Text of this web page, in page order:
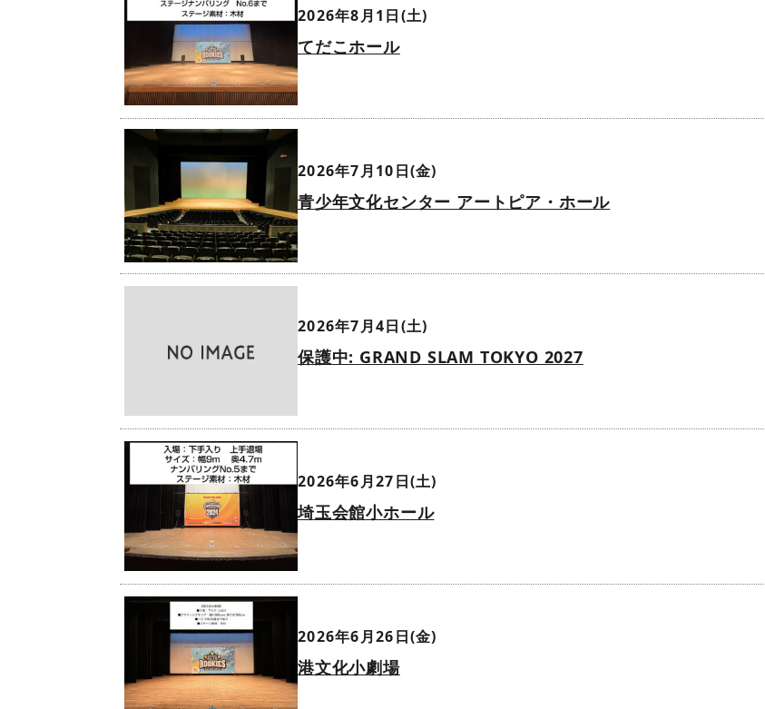
2026年8月1日(土)
てだこホール
2026年7月10日(金)
青少年文化センター アートピア・ホール
2026年7月4日(土)
保護中: GRAND SLAM TOKYO 2027
2026年6月27日(土)
埼玉会館小ホール
2026年6月26日(金)
港文化小劇場